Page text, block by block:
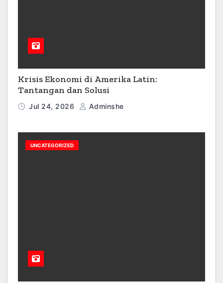
Krisis Ekonomi di Amerika Latin:
Tantangan dan Solusi
Jul 24, 2026 Adminshe
UNCATEGORIZED